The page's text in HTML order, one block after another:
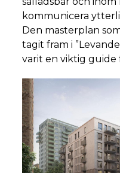
kommunicera
Den masterplan
tagit fram i
varit en viktig guide